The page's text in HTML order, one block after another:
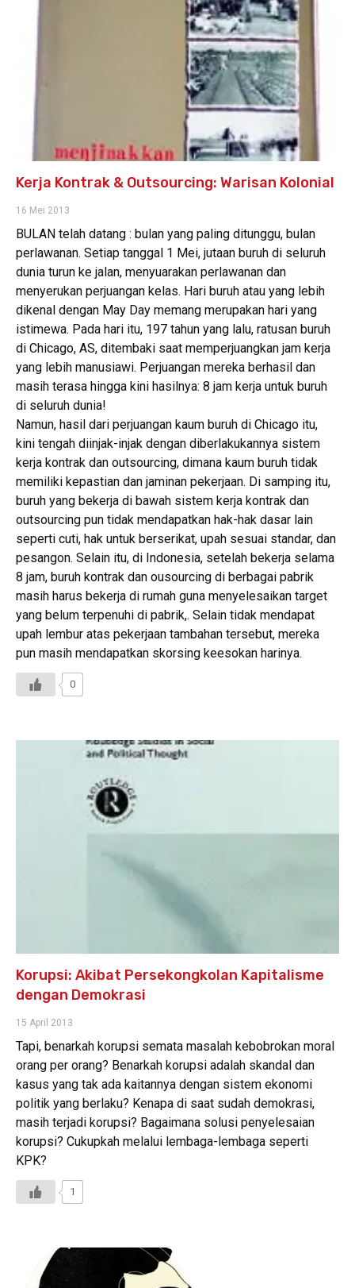
Kerja Kontrak & Outsourcing: Warisan Kolonial
16 Mei 2013
BULAN telah datang : bulan yang paling ditunggu, bulan
perlawanan. Setiap tanggal 1 Mei, jutaan buruh di seluruh
dunia turun ke jalan, menyuarakan perlawanan dan
menyerukan perjuangan kelas. Hari buruh atau yang lebih
dikenal dengan May Day memang merupakan hari yang
istimewa. Pada hari itu, 197 tahun yang lalu, ratusan buruh
di Chicago, AS, ditembaki saat memperjuangkan jam kerja
yang lebih manusiawi. Perjuangan mereka berhasil dan
masih terasa hingga kini hasilnya: 8 jam kerja untuk buruh
di seluruh dunia!
Namun, hasil dari perjuangan kaum buruh di Chicago itu,
kini tengah diinjak-injak dengan diberlakukannya sistem
kerja kontrak dan outsourcing, dimana kaum buruh tidak
memiliki kepastian dan jaminan pekerjaan. Di samping itu,
buruh yang bekerja di bawah sistem kerja kontrak dan
outsourcing pun tidak mendapatkan hak-hak dasar lain
seperti cuti, hak untuk berserikat, upah sesuai standar, dan
pesangon. Selain itu, di Indonesia, setelah bekerja selama
8 jam, buruh kontrak dan ousourcing di berbagai pabrik
masih harus bekerja di rumah guna menyelesaikan target
yang belum terpenuhi di pabrik,. Selain tidak mendapat
upah lembur atas pekerjaan tambahan tersebut, mereka
pun masih mendapatkan skorsing keesokan harinya.
0
Korupsi: Akibat Persekongkolan Kapitalisme
dengan Demokrasi
15 April 2013
Tapi, benarkah korupsi semata masalah kebobrokan moral
orang per orang? Benarkah korupsi adalah skandal dan
kasus yang tak ada kaitannya dengan sistem ekonomi
politik yang berlaku? Kenapa di saat sudah demokrasi,
masih terjadi korupsi? Bagaimana solusi penyelesaian
korupsi? Cukupkah melalui lembaga-lembaga seperti
KPK?
1